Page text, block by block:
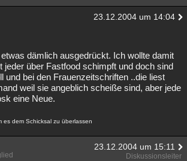
23.12.2004 um 14:04
dämlich ausgedrückt. Ich wollte damit
jeder über Fastfood schimpft und doch sind
und bei den Frauenzeitschriften ..die liest
weil sie angeblich scheiße sind, aber jede
eine Neue.
es dem Schicksal zu überlassen
23.12.2004 um 15:11
Diskussionsleiter